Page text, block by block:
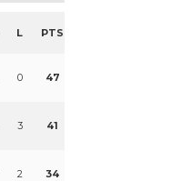
L PTS
0 47
3 41
2 34